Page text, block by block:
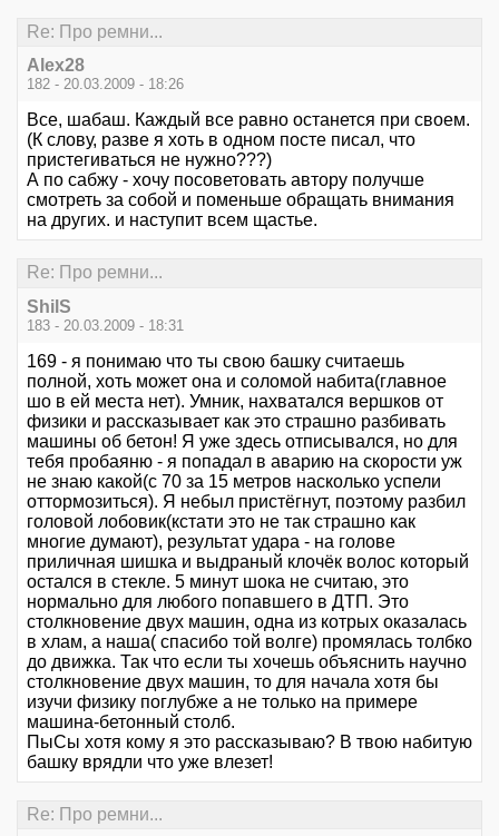
Re: Про ремни...
Alex28
182 - 20.03.2009 - 18:26
Все, шабаш. Каждый все равно останется при своем.
(К слову, разве я хоть в одном посте писал, что
пристегиваться не нужно???)
А по сабжу - хочу посоветовать автору получше
смотреть за собой и поменьше обращать внимания
на других. и наступит всем щастье.
Re: Про ремни...
ShilS
183 - 20.03.2009 - 18:31
169 - я понимаю что ты свою башку считаешь
полной, хоть может она и соломой набита(главное
шо в ей места нет). Умник, нахватался вершков от
физики и рассказывает как это страшно разбивать
машины об бетон! Я уже здесь отписывался, но для
тебя пробаяню - я попадал в аварию на скорости уж
не знаю какой(с 70 за 15 метров насколько успели
оттормозиться). Я небыл пристёгнут, поэтому разбил
головой лобовик(кстати это не так страшно как
многие думают), результат удара - на голове
приличная шишка и выдраный клочёк волос который
остался в стекле. 5 минут шока не считаю, это
нормально для любого попавшего в ДТП. Это
столкновение двух машин, одна из котрых оказалась
в хлам, а наша( спасибо той волге) промялась толбко
до движка. Так что если ты хочешь объяснить научно
столкновение двух машин, то для начала хотя бы
изучи физику поглубже а не только на примере
машина-бетонный столб.
ПыСы хотя кому я это рассказываю? В твою набитую
башку врядли что уже влезет!
Re: Про ремни...